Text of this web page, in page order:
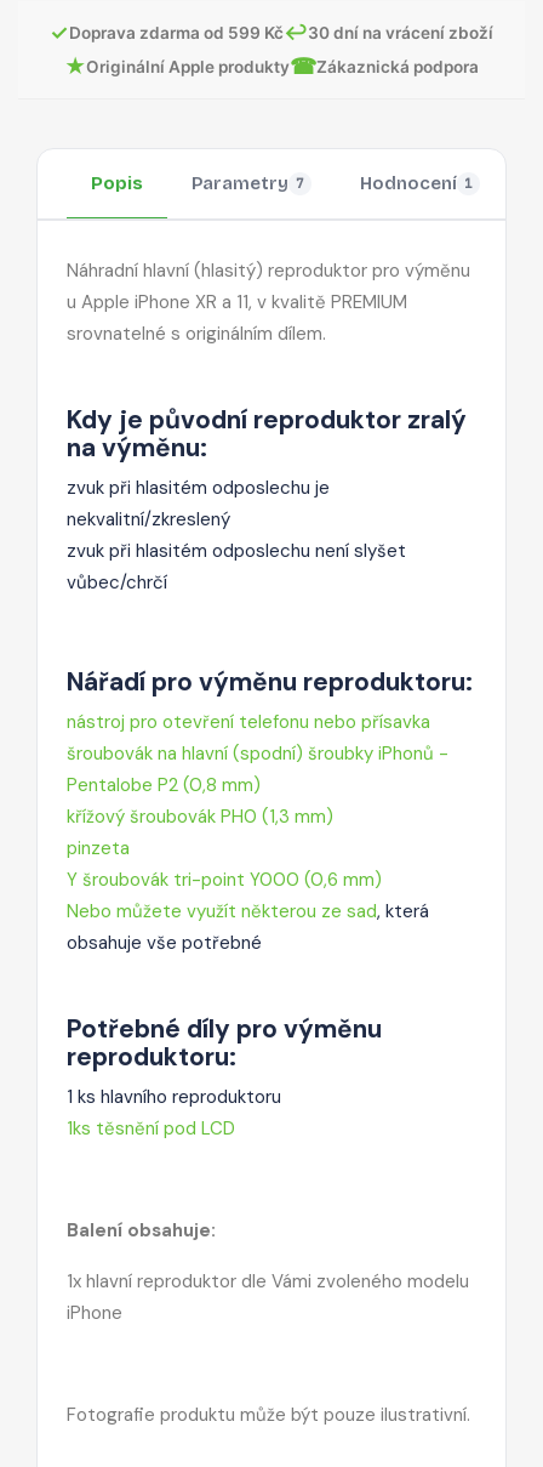
✓Doprava zdarma od 599 Kč↩30 dní na vrácení zboží
★Originální Apple produkty☎Zákaznická podpora
Popis Parametry 7 Hodnocení 1
Náhradní hlavní (hlasitý) reproduktor pro výměnu
u Apple iPhone XR a 11, v kvalitě PREMIUM
srovnatelné s originálním dílem.
Kdy je původní reproduktor zralý
na výměnu:
zvuk při hlasitém odposlechu je
nekvalitní/zkreslený
zvuk při hlasitém odposlechu není slyšet
vůbec/chrčí
Nářadí pro výměnu reproduktoru:
nástroj pro otevření telefonu nebo přísavka
šroubovák na hlavní (spodní) šroubky iPhonů -
Pentalobe P2 (0,8 mm)
křížový šroubovák PH0 (1,3 mm)
pinzeta
Y šroubovák tri-point Y000 (0,6 mm)
Nebo můžete využít některou ze sad, která
obsahuje vše potřebné
Potřebné díly pro výměnu
reproduktoru:
1 ks hlavního reproduktoru
1ks těsnění pod LCD
Balení obsahuje:
1x hlavní reproduktor dle Vámi zvoleného modelu
iPhone
Fotografie produktu může být pouze ilustrativní.